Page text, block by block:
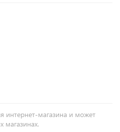
интернет-магазина и может
магазинах.